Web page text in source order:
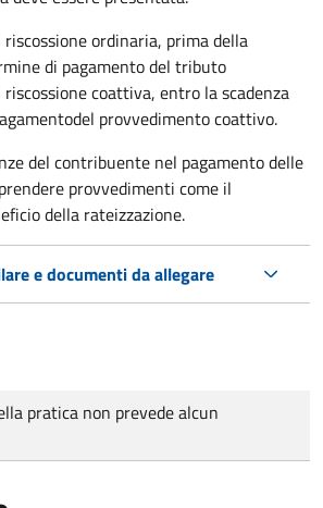
ordinaria, prima della
di pagamento del tributo
coattiva, entro la scadenza
del provvedimento coattivo.
del contribuente nel pagamento delle
provvedimenti come il
della rateizzazione.
e documenti da allegare
pratica non prevede alcun